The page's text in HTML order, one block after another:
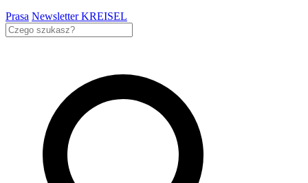
Prasa Newsletter KREISEL